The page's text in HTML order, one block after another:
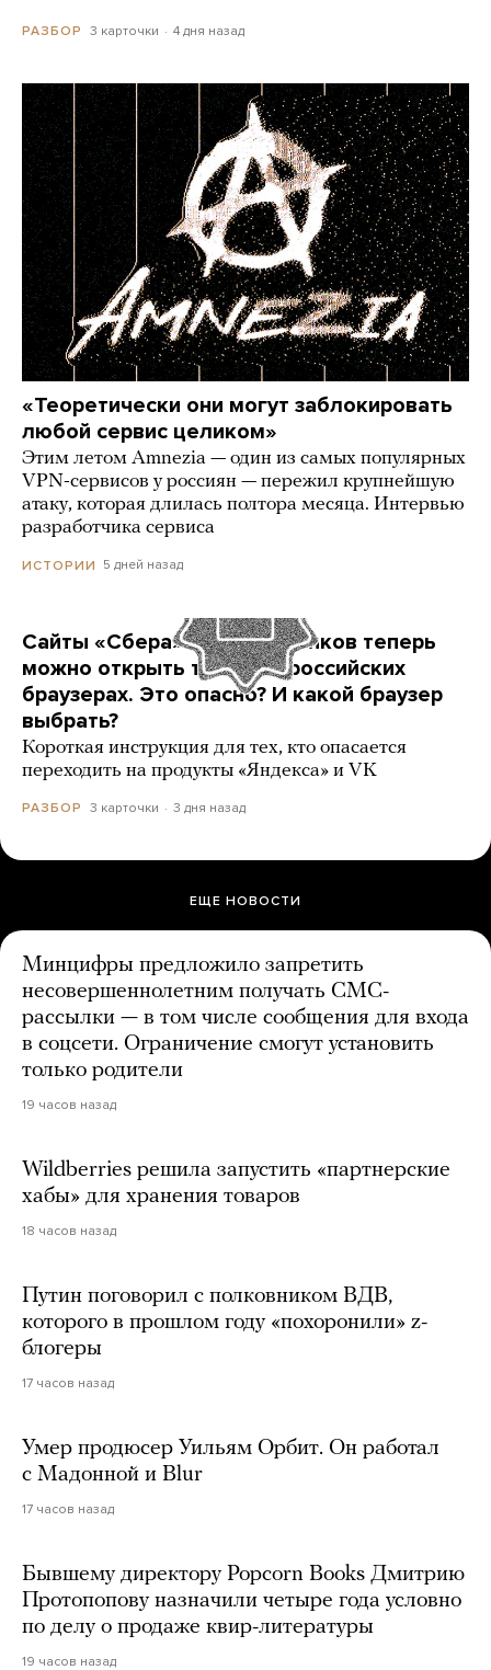
РАЗБОР 3 карточки 4 дня назад
«Теоретически они могут заблокировать
любой сервис целиком»
Этим летом Amnezia — один из самых популярных
VPN-сервисов у россиян — пережил крупнейшую
атаку, которая длилась полтора месяца. Интервью
разработчика сервиса
ИСТОРИИ 5 дней назад
Сайты «Сбера» и других банков теперь
можно открыть только в российских
браузерах. Это опасно? И какой браузер
выбрать?
Короткая инструкция для тех, кто опасается
переходить на продукты «Яндекса» и VK
РАЗБОР 3 карточки 3 дня назад
ЕЩЕ НОВОСТИ
Минцифры предложило запретить
несовершеннолетним получать СМС-
рассылки — в том числе сообщения для входа
в соцсети. Ограничение смогут установить
только родители
19 часов назад
Wildberries решила запустить «партнерские
хабы» для хранения товаров
18 часов назад
Путин поговорил с полковником ВДВ,
которого в прошлом году «похоронили» z-
блогеры
17 часов назад
Умер продюсер Уильям Орбит. Он работал
с Мадонной и Blur
17 часов назад
Бывшему директору Popcorn Books Дмитрию
Протопопову назначили четыре года условно
по делу о продаже квир-литературы
19 часов назад